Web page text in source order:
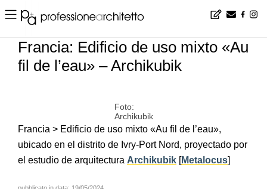
Home ▪ news ▪ es ▪ Francia: Edificio de uso mixto «Au fil de l’eau» – Archikubik
Francia: Edificio de uso mixto «Au
fil de l’eau» – Archikubik
Foto:
Archikubik
Francia > Edificio de uso mixto «Au fil de l’eau»,
ubicado en el distrito de Ivry-Port Nord, proyectado por
el estudio de arquitectura Archikubik [Metalocus]